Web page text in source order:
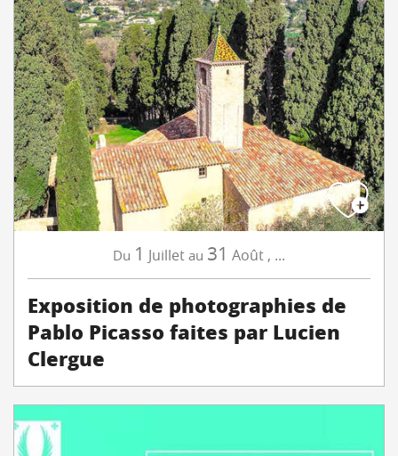
Du 1 Juillet au 31 Août , ...
Exposition de photographies de
Pablo Picasso faites par Lucien
Clergue